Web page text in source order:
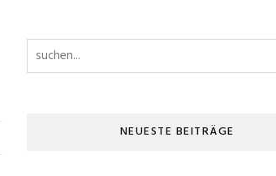
Suchen nach:
NEUESTE BEITRÄGE